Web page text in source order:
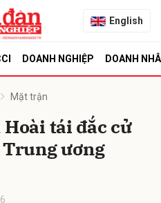
English
DOANH NGHIỆP DOANH
Mặt trận
tái đắc cử
ương